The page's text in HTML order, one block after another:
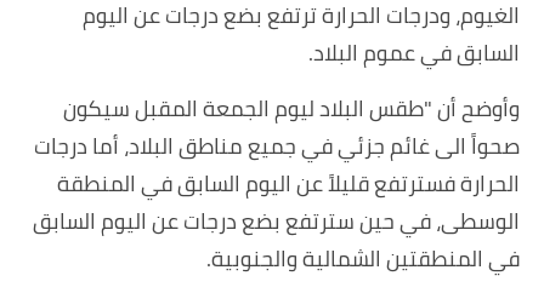
الغيوم، ودرجات الحرارة ترتفع بضع درجات عن اليوم
السابق في عموم البلاد.
وأوضح أن "طقس البلاد ليوم الجمعة المقبل سيكون
صحواً الى غائم جزئي في جميع مناطق البلاد، أما درجات
الحرارة فسترتفع قليلاً عن اليوم السابق في المنطقة
الوسطى، في حين سترتفع بضع درجات عن اليوم السابق
في المنطقتين الشمالية والجنوبية.